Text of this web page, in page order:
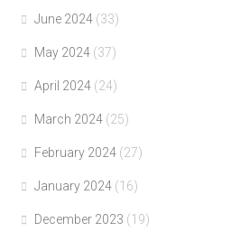
June 2024 (33)
May 2024 (37)
April 2024 (24)
March 2024 (25)
February 2024 (27)
January 2024 (16)
December 2023 (19)